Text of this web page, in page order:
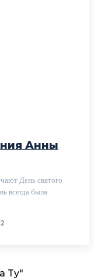
Анны
День святого
всегда была
Ty"